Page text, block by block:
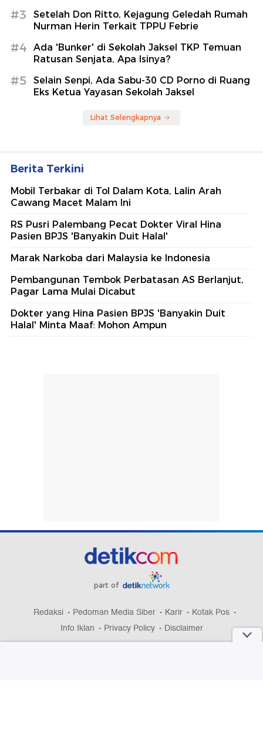
#3
Setelah Don Ritto, Kejagung Geledah Rumah
Nurman Herin Terkait TPPU Febrie
#4
Ada 'Bunker' di Sekolah Jaksel TKP Temuan
Ratusan Senjata, Apa Isinya?
#5
Selain Senpi, Ada Sabu-30 CD Porno di Ruang
Eks Ketua Yayasan Sekolah Jaksel
Lihat Selengkapnya
Berita Terkini
Mobil Terbakar di Tol Dalam Kota, Lalin Arah
Cawang Macet Malam Ini
RS Pusri Palembang Pecat Dokter Viral Hina
Pasien BPJS 'Banyakin Duit Halal'
Marak Narkoba dari Malaysia ke Indonesia
Pembangunan Tembok Perbatasan AS Berlanjut,
Pagar Lama Mulai Dicabut
Dokter yang Hina Pasien BPJS 'Banyakin Duit
Halal' Minta Maaf: Mohon Ampun
part of
Redaksi Pedoman Media Siber Karir
Kotak Pos
Info Iklan
Privacy Policy Disclaimer